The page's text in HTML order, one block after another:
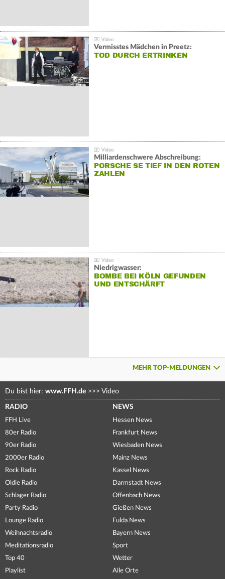
Vermisstes Mädchen in Preetz:
TOD DURCH ERTRINKEN
Milliardenschwere Abschreibung:
PORSCHE SE TIEF IN DEN ROTEN
ZAHLEN
Niedrigwasser:
BOMBE BEI KÖLN GEFUNDEN
UND ENTSCHÄRFT
MEHR TOP-MELDUNGEN
Du bist hier: www.FFH.de >>> Video
RADIO
FFH Live
80er Radio
90er Radio
2000er Radio
Rock Radio
Oldie Radio
Schlager Radio
Party Radio
Lounge Radio
Weihnachtsradio
Meditationsradio
Top 40
Playlist
NEWS
Hessen News
Frankfurt News
Wiesbaden News
Mainz News
Kassel News
Darmstadt News
Offenbach News
Gießen News
Fulda News
Bayern News
Sport
Wetter
Alle Orte